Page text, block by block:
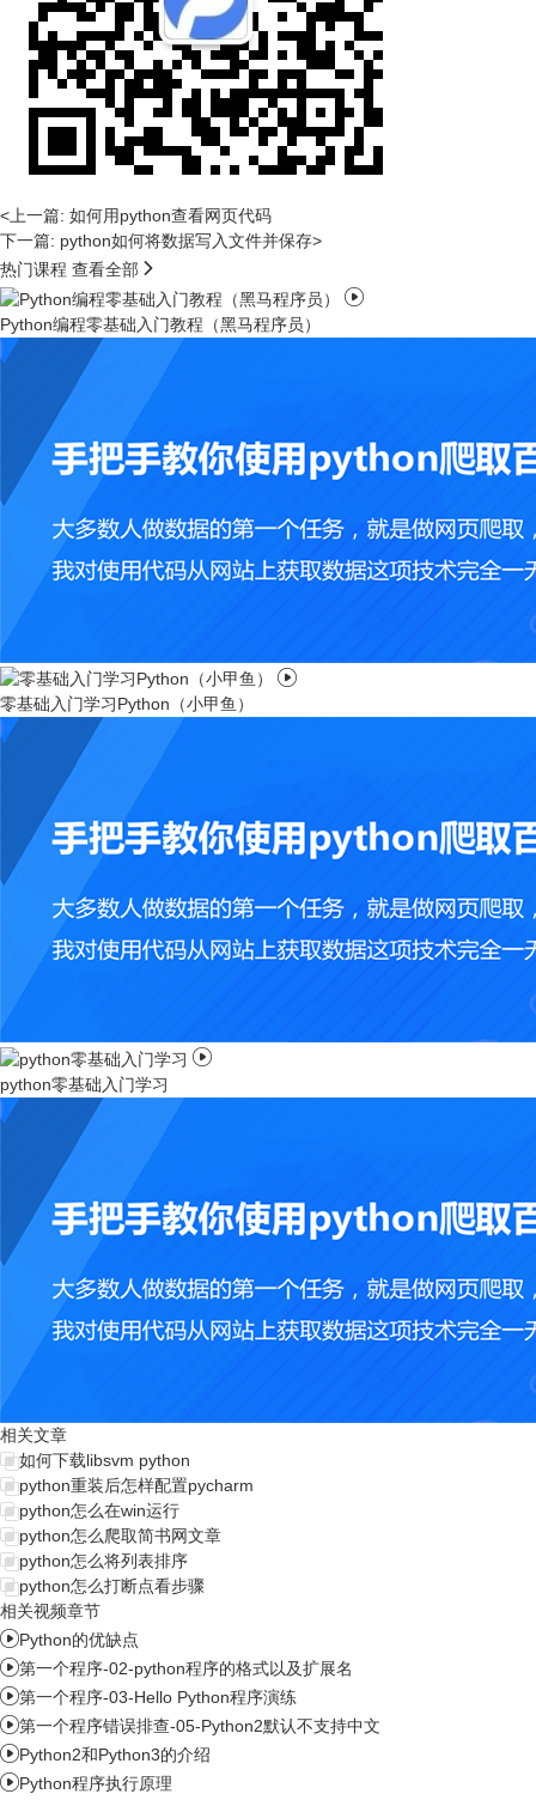
<上一篇: 如何用python查看网页代码
下一篇: python如何将数据写入文件并保存>
热门课程 查看全部 

Python编程零基础入门教程（黑马程序员）

零基础入门学习Python（小甲鱼）

python零基础入门学习
相关文章
如何下载libsvm python
python重装后怎样配置pycharm
python怎么在win运行
python怎么爬取简书网文章
python怎么将列表排序
python怎么打断点看步骤
相关视频章节
Python的优缺点
第一个程序-02-python程序的格式以及扩展名
第一个程序-03-Hello Python程序演练
第一个程序错误排查-05-Python2默认不支持中文
Python2和Python3的介绍
Python程序执行原理